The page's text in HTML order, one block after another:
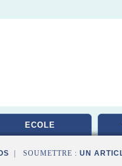
ECOLE
| SOUMETTRE : UN